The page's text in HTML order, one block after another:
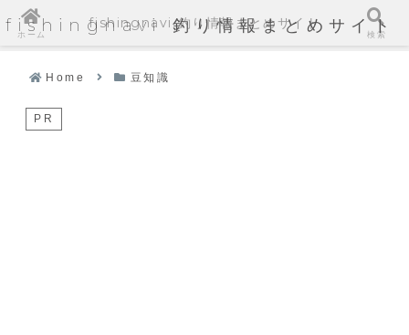
fishingnavi 釣り情報まとめサイト
Home 豆知識
PR
ホーム
fishingnavi 釣り情報まとめサイト
検索